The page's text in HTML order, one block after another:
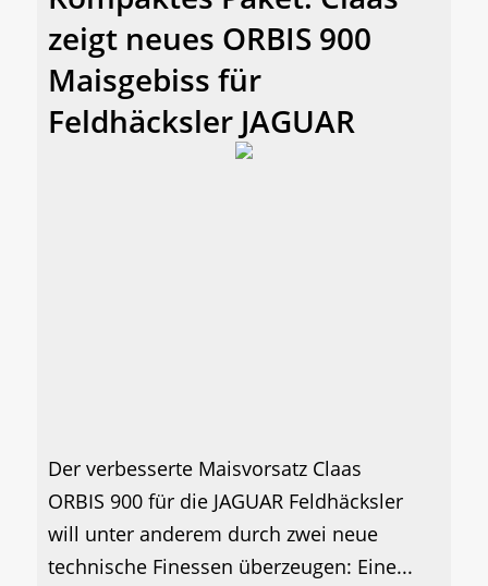
zeigt neues ORBIS 900
Maisgebiss für
Feldhäcksler JAGUAR
Der verbesserte Maisvorsatz Claas
ORBIS 900 für die JAGUAR Feldhäcksler
will unter anderem durch zwei neue
technische Finessen überzeugen: Eine...